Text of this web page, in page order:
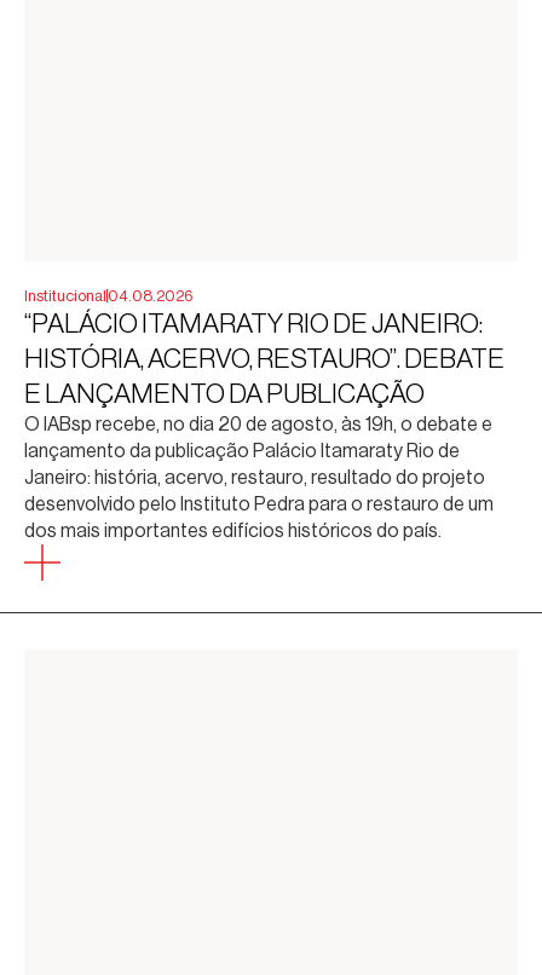
Institucional 04.08.2026
“PALÁCIO ITAMARATY RIO DE JANEIRO:
HISTÓRIA, ACERVO, RESTAURO”. DEBATE
E LANÇAMENTO DA PUBLICAÇÃO
O IABsp recebe, no dia 20 de agosto, às 19h, o debate e
lançamento da publicação Palácio Itamaraty Rio de
Janeiro: história, acervo, restauro, resultado do projeto
desenvolvido pelo Instituto Pedra para o restauro de um
dos mais importantes edifícios históricos do país.